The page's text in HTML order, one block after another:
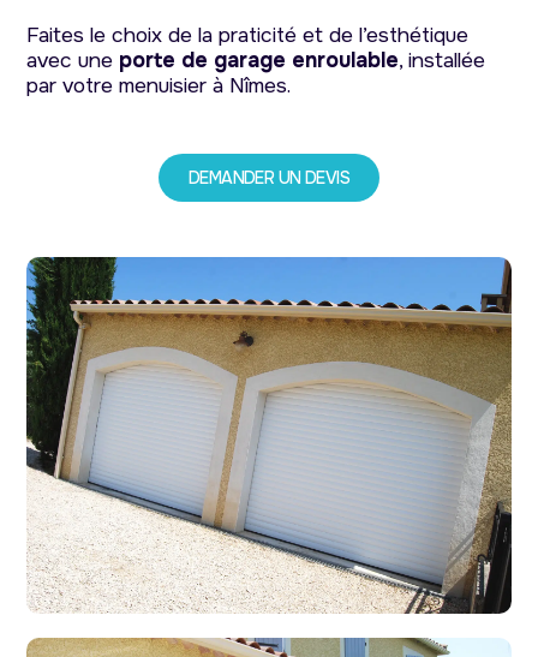
Faites le choix de la praticité et de l’esthétique
avec une porte de garage enroulable, installée
par votre menuisier à Nîmes.
DEMANDER UN DEVIS